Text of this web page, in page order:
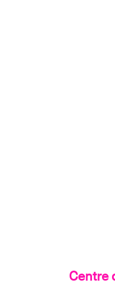
Centre